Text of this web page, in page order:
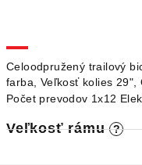
Celoodpružený trailový
farba, Veľkosť kolies 29",
Počet prevodov 1x12
Veľkosť rámu ?